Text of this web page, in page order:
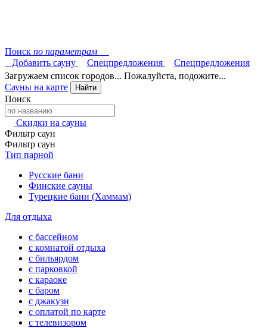
Поиск по параметрам
Добавить сауну
Спецпредложения
Спецпредложения
Загружаем список городов... Пожалуйста, подожите...
Сауны на карте
Найти
Поиск
Скидки на сауны
Фильтр саун
Фильтр саун
Тип парной
Русские бани
Финские сауны
Турецкие бани (Хаммам)
Для отдыха
с бассейном
с комнатой отдыха
с бильярдом
с парковкой
с караоке
с баром
с джакузи
с оплатой по карте
с телевизором